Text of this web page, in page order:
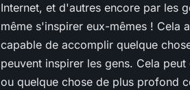
Internet, et d'autres encore par les
même s'inspirer eux-mêmes ! Cela
capable de accomplir quelque
peuvent inspirer les gens. Cela
ou quelque chose de plus profond